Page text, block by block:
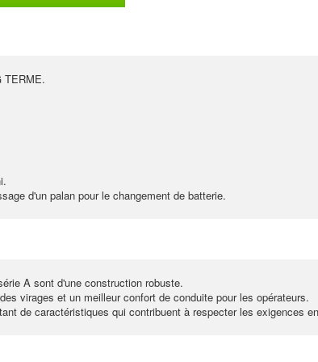
TERME.
d'un palan pour le changement de batterie.
A sont d'une construction robuste.
virages et un meilleur confort de conduite pour les opérateurs.
de caractéristiques qui contribuent à respecter les exigences